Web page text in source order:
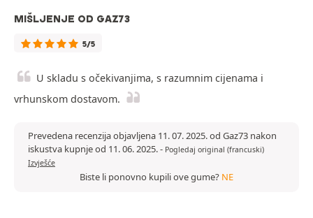
MIŠLJENJE OD GAZ73
5/5
U skladu s očekivanjima, s razumnim cijenama i
vrhunskom dostavom.
Prevedena recenzija objavljena 11. 07. 2025. od Gaz73 nakon
iskustva kupnje od 11. 06. 2025.- Pogledaj original (francuski)
Izvješće
Biste li ponovno kupili ove gume? NE